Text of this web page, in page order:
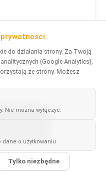
Vue do full-stack
do działania strony. Za Twoją
(Google Analytics),
ze strony. Możesz
Nie można wyłączyć.
dane o użytkowaniu.
Tylko niezbędne